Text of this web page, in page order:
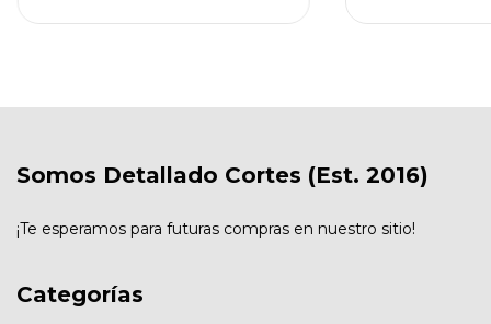
Somos Detallado Cortes (Est. 2016)
¡Te esperamos para futuras compras en nuestro sitio!
Categorías